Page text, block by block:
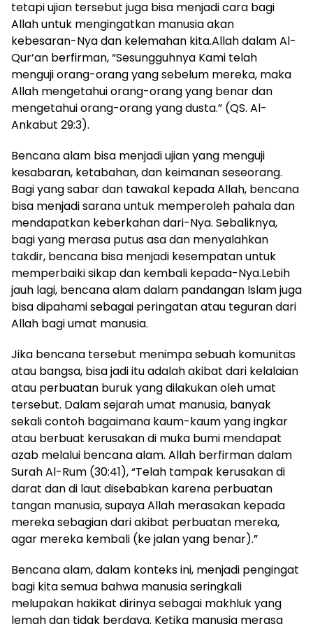
tetapi ujian tersebut juga bisa menjadi cara bagi
Allah untuk mengingatkan manusia akan
kebesaran-Nya dan kelemahan kita.Allah dalam Al-
Qur’an berfirman, “Sesungguhnya Kami telah
menguji orang-orang yang sebelum mereka, maka
Allah mengetahui orang-orang yang benar dan
mengetahui orang-orang yang dusta.” (QS. Al-
Ankabut 29:3).
Bencana alam bisa menjadi ujian yang menguji
kesabaran, ketabahan, dan keimanan seseorang.
Bagi yang sabar dan tawakal kepada Allah, bencana
bisa menjadi sarana untuk memperoleh pahala dan
mendapatkan keberkahan dari-Nya. Sebaliknya,
bagi yang merasa putus asa dan menyalahkan
takdir, bencana bisa menjadi kesempatan untuk
memperbaiki sikap dan kembali kepada-Nya.Lebih
jauh lagi, bencana alam dalam pandangan Islam juga
bisa dipahami sebagai peringatan atau teguran dari
Allah bagi umat manusia.
Jika bencana tersebut menimpa sebuah komunitas
atau bangsa, bisa jadi itu adalah akibat dari kelalaian
atau perbuatan buruk yang dilakukan oleh umat
tersebut. Dalam sejarah umat manusia, banyak
sekali contoh bagaimana kaum-kaum yang ingkar
atau berbuat kerusakan di muka bumi mendapat
azab melalui bencana alam. Allah berfirman dalam
Surah Al-Rum (30:41), “Telah tampak kerusakan di
darat dan di laut disebabkan karena perbuatan
tangan manusia, supaya Allah merasakan kepada
mereka sebagian dari akibat perbuatan mereka,
agar mereka kembali (ke jalan yang benar).”
Bencana alam, dalam konteks ini, menjadi pengingat
bagi kita semua bahwa manusia seringkali
melupakan hakikat dirinya sebagai makhluk yang
lemah dan tidak berdaya. Ketika manusia merasa